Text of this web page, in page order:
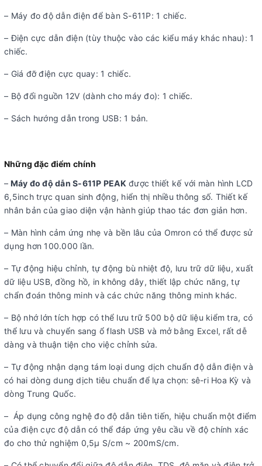
– Máy đo độ dẫn điện để bàn S-611P: 1 chiếc.
– Điện cực dẫn điện (tùy thuộc vào các kiểu máy khác nhau): 1
chiếc.
– Giá đỡ điện cực quay: 1 chiếc.
– Bộ đổi nguồn 12V (dành cho máy đo): 1 chiếc.
– Sách hướng dẫn trong USB: 1 bản.
Những đặc điểm chính
– Máy đo độ dẫn S-611P PEAK được thiết kế với màn hình LCD
6,5inch trực quan sinh động, hiển thị nhiều thông số. Thiết kế
nhân bản của giao diện vận hành giúp thao tác đơn giản hơn.
– Màn hình cảm ứng nhẹ và bền lâu của Omron có thể được sử
dụng hơn 100.000 lần.
– Tự động hiệu chỉnh, tự động bù nhiệt độ, lưu trữ dữ liệu, xuất
dữ liệu USB, đồng hồ, in không dây, thiết lập chức năng, tự
chẩn đoán thông minh và các chức năng thông minh khác.
– Bộ nhớ lớn tích hợp có thể lưu trữ 500 bộ dữ liệu kiểm tra, có
thể lưu và chuyển sang ổ flash USB và mở bằng Excel, rất dễ
dàng và thuận tiện cho việc chỉnh sửa.
– Tự động nhận dạng tám loại dung dịch chuẩn độ dẫn điện và
có hai dòng dung dịch tiêu chuẩn để lựa chọn: sê-ri Hoa Kỳ và
dòng Trung Quốc.
– Áp dụng công nghệ đo độ dẫn tiên tiến, hiệu chuẩn một điểm
của điện cực độ dẫn có thể đáp ứng yêu cầu về độ chính xác
đo cho thử nghiệm 0,5μ S/cm ~ 200mS/cm.